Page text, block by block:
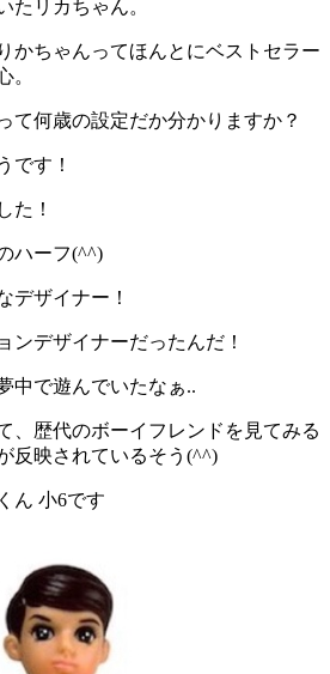
たリカちゃん。
かちゃんってほんとにベストセラー
。
て何歳の設定だか分かりますか？
です！
た！
ハーフ(^^)
デザイナー！
ンデザイナーだったんだ！
中で遊んでいたなぁ..
、歴代のボーイフレンドを見てみる
反映されているそう(^^)
ん 小6です